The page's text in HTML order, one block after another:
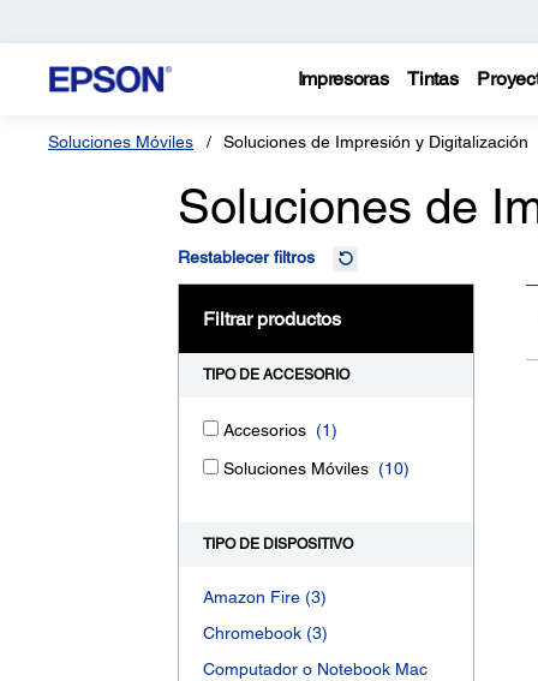
Impresoras Tintas
Soluciones Móviles Soluciones de Impresión y Digitalización
Soluciones de
Restablecer filtros
Filtrar productos
TIPO DE ACCESORIO
Accesorios (1)
Soluciones Móviles (10)
TIPO DE DISPOSITIVO
Amazon Fire (3)
Chromebook (3)
Computador o Notebook Mac